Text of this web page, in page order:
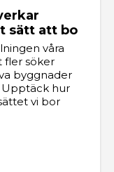
sätt att bo
våra
fler söker
byggnader
Upptäck hur
vi bor